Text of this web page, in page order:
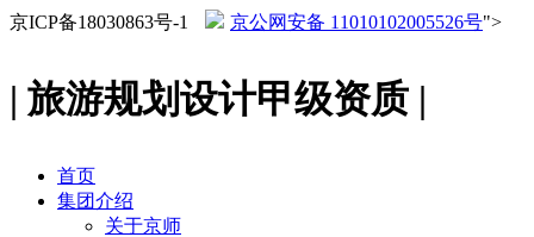
京ICP备18030863号-1 京公网安备 11010102005526号">
| 旅游规划设计甲级资质 |
首页
集团介绍
关于京师